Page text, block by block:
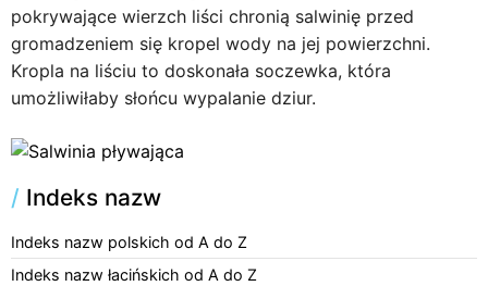
pokrywające wierzch liści chronią salwinię przed
gromadzeniem się kropel wody na jej powierzchni.
Kropla na liściu to doskonała soczewka, która
umożliwiłaby słońcu wypalanie dziur.
/ Indeks nazw
Indeks nazw polskich od A do Z
Indeks nazw łacińskich od A do Z